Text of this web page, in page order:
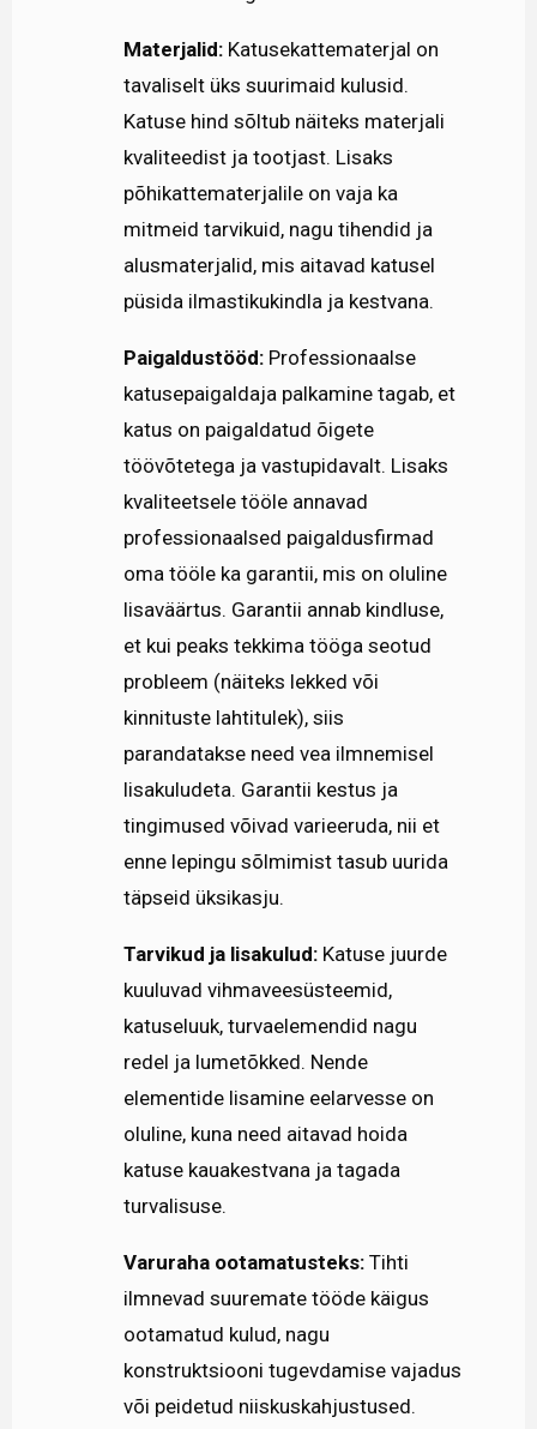
Materjalid:Katusekattematerjal on
tavaliselt üks suurimaid kulusid.
Katuse hind sõltub näiteks materjali
kvaliteedist ja tootjast. Lisaks
põhikattematerjalile on vaja ka
mitmeid tarvikuid, nagu tihendid ja
alusmaterjalid, mis aitavad katusel
püsida ilmastikukindla ja kestvana.
Paigaldustööd:Professionaalse
katusepaigaldaja palkamine tagab, et
katus on paigaldatud õigete
töövõtetega ja vastupidavalt. Lisaks
kvaliteetsele tööle annavad
professionaalsed paigaldusfirmad
oma tööle ka garantii, mis on oluline
lisaväärtus. Garantii annab kindluse,
et kui peaks tekkima tööga seotud
probleem (näiteks lekked või
kinnituste lahtitulek), siis
parandatakse need vea ilmnemisel
lisakuludeta. Garantii kestus ja
tingimused võivad varieeruda, nii et
enne lepingu sõlmimist tasub uurida
täpseid üksikasju.
Tarvikud ja lisakulud:Katuse juurde
kuuluvad vihmaveesüsteemid,
katuseluuk, turvaelemendid nagu
redel ja lumetõkked. Nende
elementide lisamine eelarvesse on
oluline, kuna need aitavad hoida
katuse kauakestvana ja tagada
turvalisuse.
Varuraha ootamatusteks:Tihti
ilmnevad suuremate tööde käigus
ootamatud kulud, nagu
konstruktsiooni tugevdamise vajadus
või peidetud niiskuskahjustused.